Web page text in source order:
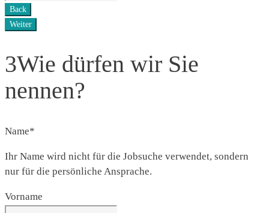
Back
Weiter
3Wie dürfen wir Sie
nennen?
Name*
Ihr Name wird nicht für die Jobsuche verwendet, sondern
nur für die persönliche Ansprache.
Vorname